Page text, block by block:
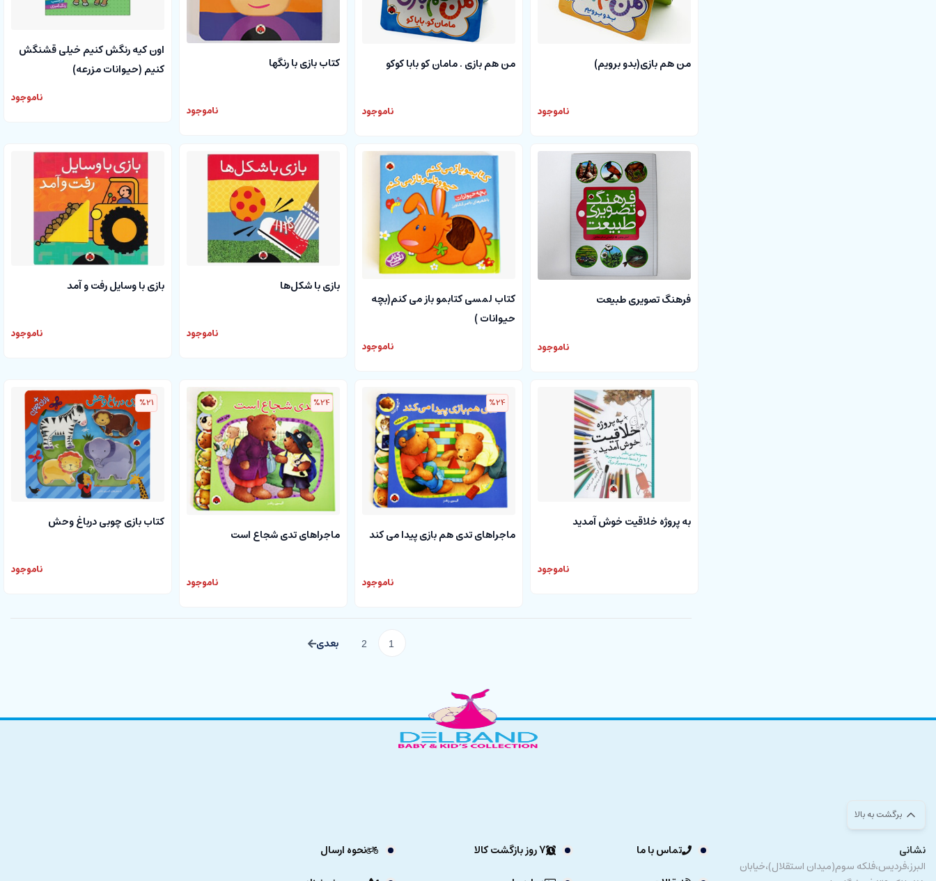
من هم بازی(بدو برویم)
ناموجود
من هم بازی . مامان کو بابا کوکو
ناموجود
کتاب بازی با رنگها
ناموجود
اون کیه رنگش کنیم خیلی قشنگش
کنیم (حیوانات مزرعه)
ناموجود
فرهنگ تصویری طبیعت
ناموجود
کتاب لمسی کتابمو باز می کنم(بچه
حیوانات )
ناموجود
بازی با شکل‌ها
ناموجود
بازی با وسایل رفت و آمد
ناموجود
به پروژه خلاقیت خوش آمدید
ناموجود
%24
ماجراهای تدی هم بازی پیدا می کند
ناموجود
%24
ماجراهای تدی شجاع است
ناموجود
%21
کتاب بازی چوبی درباغ وحش
ناموجود
1
2
برگشت به بالا
نشانی
البرز،فردیس،فلکه سوم(میدان استقلال)،خیابان
تماس با ما 7 روز بازگشت کالا
نحوه ارسال